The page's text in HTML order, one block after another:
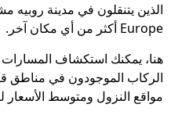
Europe أكثر من أي مكان آخر.
هنا، يمكنك استكشاف المسارات
الركاب الموجودون في مناطق
مواقع النزول ومتوسط